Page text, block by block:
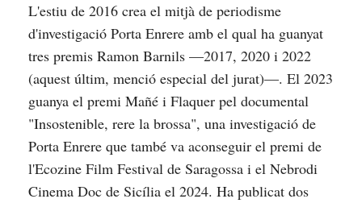
L'estiu de 2016 crea el mitjà de periodisme
d'investigació Porta Enrere amb el qual ha guanyat
tres premis Ramon Barnils —2017, 2020 i 2022
(aquest últim, menció especial del jurat)—. El 2023
guanya el premi Mañé i Flaquer pel documental
"Insostenible, rere la brossa", una investigació de
Porta Enrere que també va aconseguir el premi de
l'Ecozine Film Festival de Saragossa i el Nebrodi
Cinema Doc de Sicília el 2024. Ha publicat dos